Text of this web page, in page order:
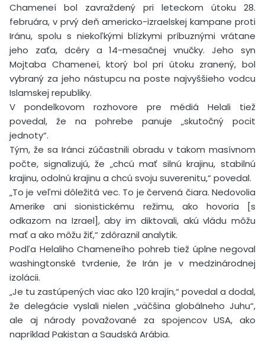
Chameneí bol zavraždený pri leteckom útoku 28.
februára, v prvý deň americko-izraelskej kampane proti
Iránu, spolu s niekoľkými blízkymi príbuznými vrátane
jeho zaťa, dcéry a 14-mesačnej vnučky. Jeho syn
Mojtaba Chameneí, ktorý bol pri útoku zranený, bol
vybraný za jeho nástupcu na poste najvyššieho vodcu
Islamskej republiky.
V pondelkovom rozhovore pre médiá Helali tiež
povedal, že na pohrebe panuje „skutočný pocit
jednoty“.
Tým, že sa Iránci zúčastnili obradu v takom masívnom
počte, signalizujú, že „chcú mať silnú krajinu, stabilnú
krajinu, odolnú krajinu a chcú svoju suverenitu,“ povedal.
„To je veľmi dôležitá vec. To je červená čiara. Nedovolia
Amerike ani sionistickému režimu, ako hovoria [s
odkazom na Izrael], aby im diktovali, akú vládu môžu
mať a ako môžu žiť,“ zdôraznil analytik.
Podľa Helaliho Chameneího pohreb tiež úplne negoval
washingtonské tvrdenie, že Irán je v medzinárodnej
izolácii.
„Je tu zastúpených viac ako 120 krajín,“ povedal a dodal,
že delegácie vyslali nielen „väčšina globálneho Juhu“,
ale aj národy považované za spojencov USA, ako
napríklad Pakistan a Saudská Arábia.